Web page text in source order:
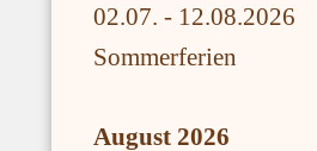
02.07. - 12.08.2026
Sommerferien
August 2026